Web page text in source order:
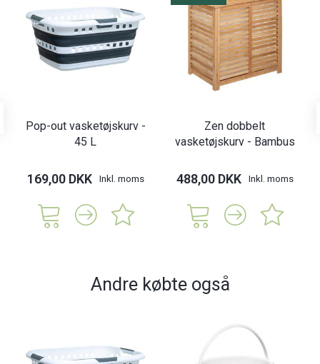
Pop-out vasketøjskurv -
45 L
169,00 DKK Inkl. moms
Zen dobbelt
vasketøjskurv - Bambus
488,00 DKK Inkl. moms
Andre købte også